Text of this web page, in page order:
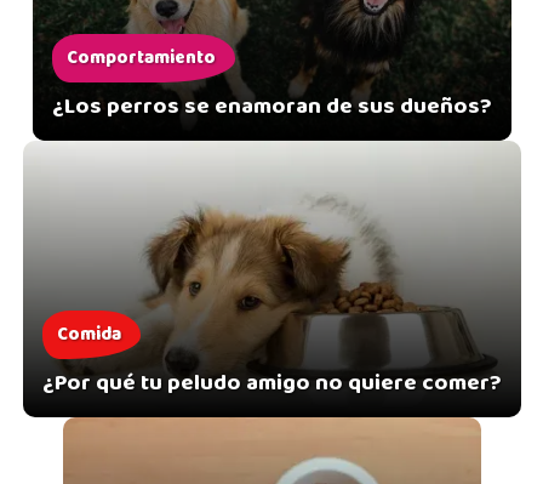
Comportamiento
¿Los perros se enamoran de sus dueños?
Comida
¿Por qué tu peludo amigo no quiere comer?